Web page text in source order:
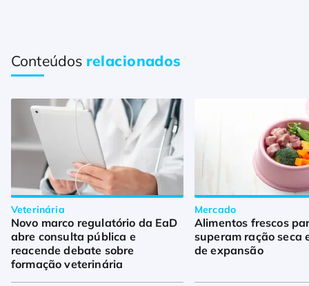
Conteúdos relacionados
Veterinária
Novo marco regulatório da EaD
abre consulta pública e
reacende debate sobre
formação veterinária
Mercado
Alimentos frescos
superam ração seca
de expansão